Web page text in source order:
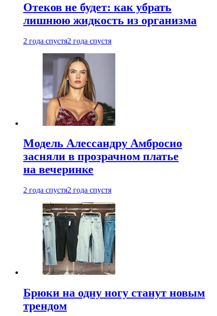
Отеков не будет: как убрать
лишнюю жидкость из организма
2 года спустя2 года спустя
Модель Алессандру Амбросио
засняли в прозрачном платье
на вечеринке
2 года спустя2 года спустя
Брюки на одну ногу станут новым
трендом